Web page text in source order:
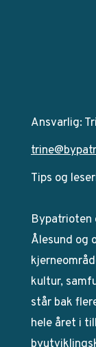
Ansvarlig:
Tips og
Bypatrioten
Ålesund og
kultur,
står bak
hele året i